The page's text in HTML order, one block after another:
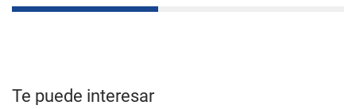
Te puede interesar